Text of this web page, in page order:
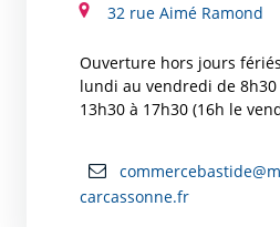
32 rue Aimé Ramond
Ouverture hors jours
lundi au vendredi de
13h30 à 17h30 (16h le
carcassonne.fr